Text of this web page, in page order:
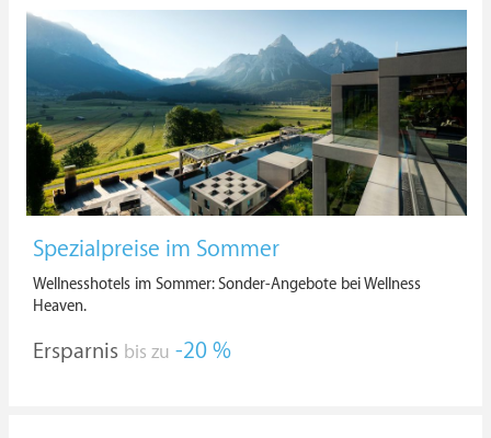
Spezialpreise im Sommer
Wellnesshotels im Sommer: Sonder-Angebote bei Wellness
Heaven.
Ersparnis bis zu -20 %